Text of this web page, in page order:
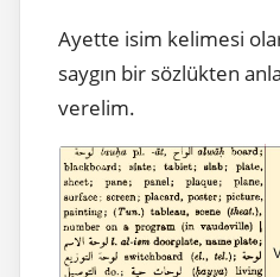
Ayette isim kelimesi
saygın bir sözlükten
verelim.